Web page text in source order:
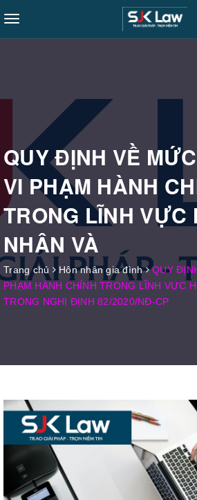
Toggle
navigation
QUY ĐỊNH VỀ
VI PHẠM HÀNH
TRONG LĨNH VỰC
NHÂN VÀ
Trang chủ Hôn nhân gia đình
QUY
PHẠM HÀNH CHÍNH TRONG LĨNH VỰC
TRONG NGHỊ ĐỊNH 82/2020/NĐ-CP